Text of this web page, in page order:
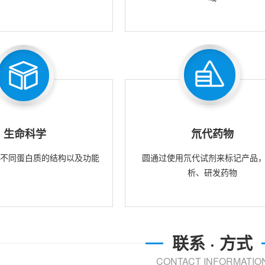
生命科学
同蛋白质的结构以及功能
氘代药物
圆通过使用氘代试剂来标记产品
析、研发药物
联系 · 方式
CONTACT